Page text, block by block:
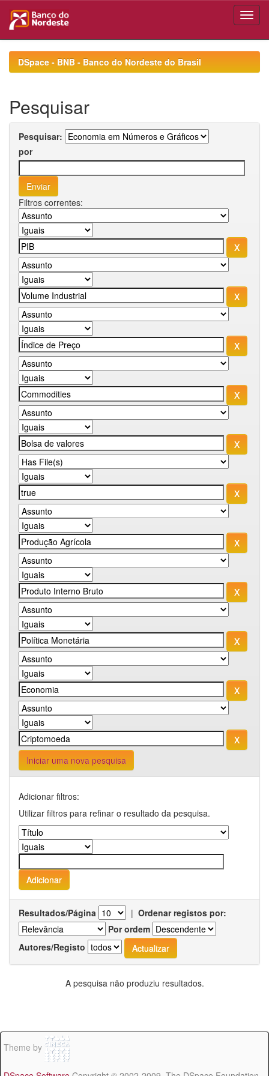
navigationDSpace - BNB - Banco do Nordeste do Brasil
Pesquisar
Pesquisar:
por
Filtros correntes:
Iniciar uma nova pesquisa
Adicionar filtros:
Utilizar filtros para refinar o resultado da pesquisa.
Resultados/Página | Ordenar registos por:
Por ordem
Autores/Registo
A pesquisa não produziu resultados.
Theme by